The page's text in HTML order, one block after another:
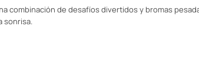
combinación de desafíos divertidos y bromas
sonrisa.